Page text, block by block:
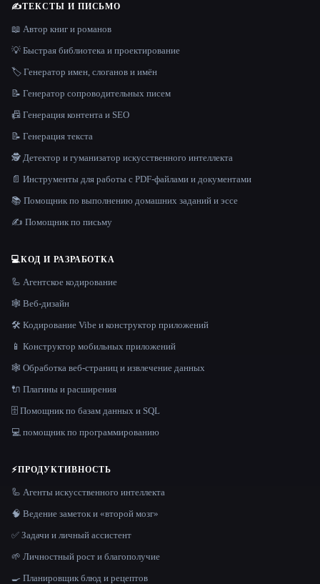
✍️ТЕКСТЫ И ПИСЬМО
📖 Автор книг и романов
💡 Быстрая библиотека и проектирование
🏷️ Генератор имен, слоганов и имён
📝 Генератор сопроводительных писем
📠 Генерация контента и SEO
📝 Генерация текста
🕵️ Детектор и гуманизатор искусственного интеллекта
📄 Инструменты для работы с PDF-файлами и документами
📚 Помощник по выполнению домашних заданий и эссе
✍️ Помощник по письму
💻КОД И РАЗРАБОТКА
🦾 Агентское кодирование
🕸 Веб-дизайн
🛠️ Кодирование Vibe и конструктор приложений
📱 Конструктор мобильных приложений
🕸️ Обработка веб-страниц и извлечение данных
🔌 Плагины и расширения
🗄️ Помощник по базам данных и SQL
💻 помощник по программированию
⚡ПРОДУКТИВНОСТЬ
🦾 Агенты искусственного интеллекта
🧠 Ведение заметок и «второй мозг»
✅ Задачи и личный ассистент
🌱 Личностный рост и благополучие
🍳 Планировщик блюд и рецептов